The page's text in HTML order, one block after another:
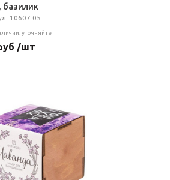
базилик
10607.05
уточняйте
/шт